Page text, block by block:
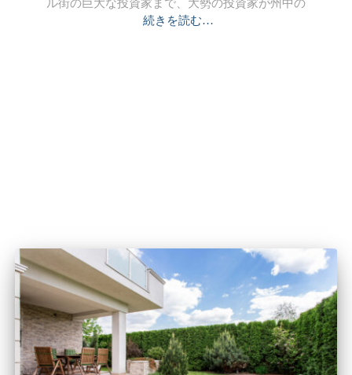
ル街の巨大な投資家まで、大勢の投資家が州中の
続きを読む…